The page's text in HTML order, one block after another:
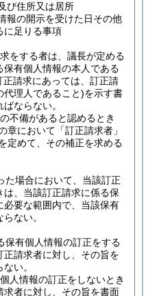
び住所又は居所
報の開示を受けた日その他
に足りる事項
をする者は、議長が定める
保有個人情報の本人である
正請求にあっては、訂正請
代理人であること)を示す書
ならない。
不備があると認めるとき
章において「訂正請求者」
定めて、その補正を求める
た場合において、当該訂正
、当該訂正請求に係る保
要な範囲内で、当該保有
ない。
保有個人情報の訂正をする
正請求者に対し、その旨を
い。
人情報の訂正をしないとき
求者に対し、その旨を書面